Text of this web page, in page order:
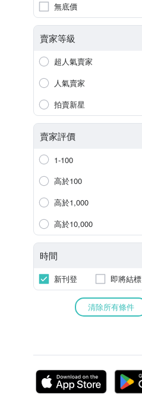
無底價
賣家等級
超人氣賣家
人氣賣家
拍賣新星
賣家評價
1-100
高於100
高於1,000
高於10,000
時間
新刊登 即將結標
清除所有條件